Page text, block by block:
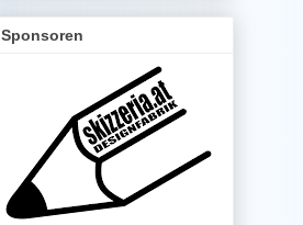
Sponsoren